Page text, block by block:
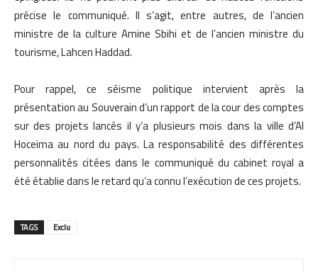
précise le communiqué. Il s’agit, entre autres, de l’ancien
ministre de la culture Amine Sbihi et de l’ancien ministre du
tourisme, Lahcen Haddad.
Pour rappel, ce séisme politique intervient après la
présentation au Souverain d’un rapport de la cour des comptes
sur des projets lancés il y’a plusieurs mois dans la ville d’Al
Hoceima au nord du pays. La responsabilité des différentes
personnalités citées dans le communiqué du cabinet royal a
été établie dans le retard qu’a connu l’exécution de ces projets.
TAGS Exclu